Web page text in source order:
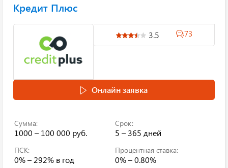
Кредит Плюс
3.5 73
Онлайн заявка
Сумма:
1000 – 100 000 руб.
Срок:
5 – 365 дней
ПСК:
0% – 292% в год
Процентная ставка:
0% – 0.80%